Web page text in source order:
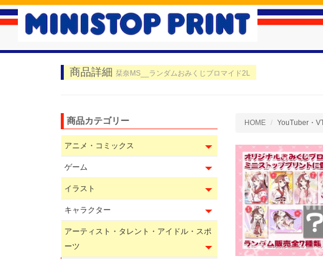
商品詳細 栞奈MS__ランダムおみくじブロマイド2L
HOME YouTuber・
商品カテゴリー
アニメ・コミックス
ゲーム
イラスト
キャラクター
アーティスト・タレント・アイドル・スポ
ーツ